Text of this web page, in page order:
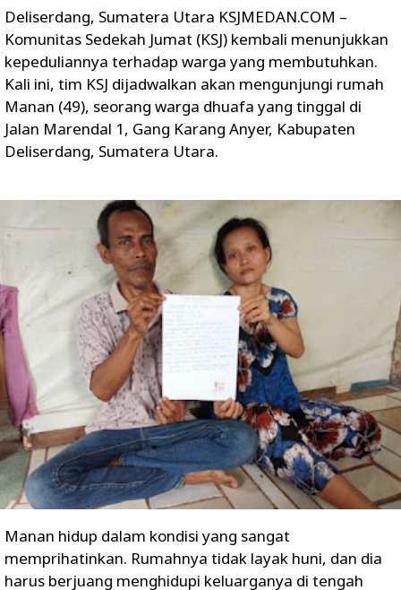
Deliserdang, Sumatera Utara KSJMEDAN.COM –
Komunitas Sedekah Jumat (KSJ) kembali menunjukkan
kepeduliannya terhadap warga yang membutuhkan.
Kali ini, tim KSJ dijadwalkan akan mengunjungi rumah
Manan (49), seorang warga dhuafa yang tinggal di
Jalan Marendal 1, Gang Karang Anyer, Kabupaten
Deliserdang, Sumatera Utara.
Manan hidup dalam kondisi yang sangat
memprihatinkan. Rumahnya tidak layak huni, dan dia
harus berjuang menghidupi keluarganya di tengah